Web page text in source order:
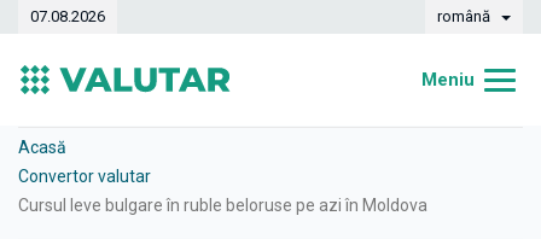
07.08.2026 română
Meniu
Curs valutar
Acasă
Convertor valutar
Cursul leve bulgare în ruble beloruse pe azi în Moldova